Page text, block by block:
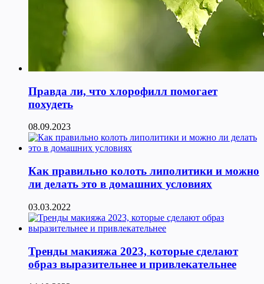
Правда ли, что хлорофилл помогает
похудеть
08.09.2023
Как правильно колоть липолитики и можно
ли делать это в домашних условиях
03.03.2022
Тренды макияжа 2023, которые сделают
образ выразительнее и привлекательнее